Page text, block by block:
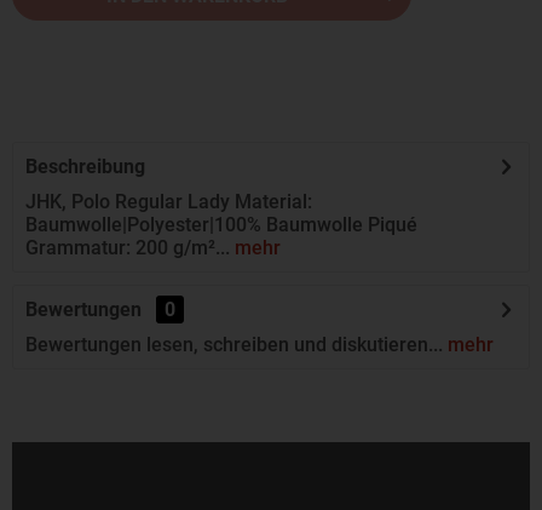
Beschreibung
JHK, Polo Regular Lady Material:
Baumwolle|Polyester|100% Baumwolle Piqué
Grammatur: 200 g/m²... mehr
Bewertungen
0
Bewertungen lesen, schreiben und diskutieren... mehr